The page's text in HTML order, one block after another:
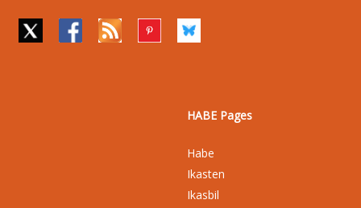
HABE Pages
Habe
Ikasten
Ikasbil